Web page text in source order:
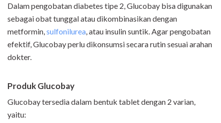
Dalam pengobatan diabetes tipe 2, Glucobay bisa digunakan
sebagai obat tunggal atau dikombinasikan dengan
metformin,sulfonilurea, atau insulin suntik. Agar pengobatan
efektif, Glucobay perlu dikonsumsi secara rutin sesuai arahan
dokter.
Produk Glucobay
Glucobay tersedia dalam bentuk tablet dengan 2 varian,
yaitu: